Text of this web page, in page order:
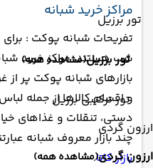
تور برزیل
تور برزیل(مشاهده همه)
تور ترکیبی برزیل
ارزون گردی
ارزون گردی(مشاهده همه)
مراکز خرید شبانه
تفریحات شبانه پوکت :
شب هستند، مراکز خرید
بازارهای شبانه پوکت پر
و اقسام کالاها از جمله
دستی، تنقلات و غذاهای
چند بازار معروف شبانه
بازار کاتا.